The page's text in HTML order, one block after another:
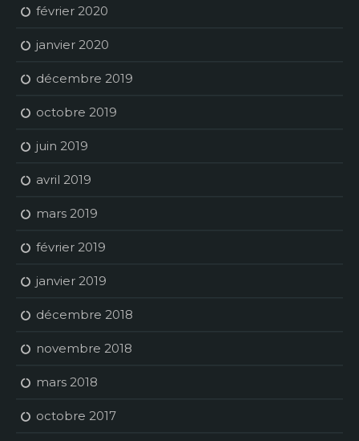
février 2020
janvier 2020
décembre 2019
octobre 2019
juin 2019
avril 2019
mars 2019
février 2019
janvier 2019
décembre 2018
novembre 2018
mars 2018
octobre 2017